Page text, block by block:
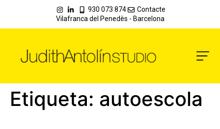
930 073 874
Contacte
Vilafranca del Penedès - Barcelona
Etiqueta: autoescola